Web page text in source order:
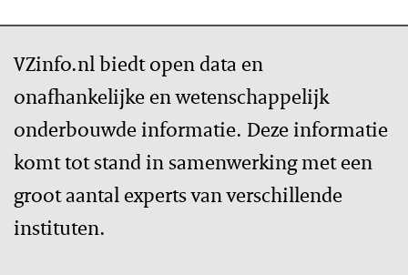
VZinfo.nl biedt open data en
onafhankelijke en wetenschappelijk
onderbouwde informatie. Deze informatie
komt tot stand in samenwerking met een
groot aantal experts van verschillende
instituten.